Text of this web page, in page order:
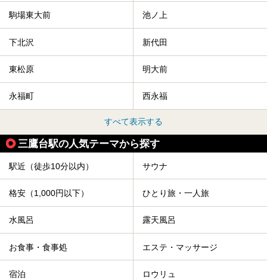
駒場東大前 池ノ上
下北沢 新代田
東松原 明大前
永福町 西永福
すべて表示する
三鷹台駅の人気テーマから探す
駅近（徒歩10分以内） サウナ
格安（1,000円以下） ひとり旅・一人旅
水風呂 露天風呂
お食事・食事処 エステ・マッサージ
宿泊 ロウリュ